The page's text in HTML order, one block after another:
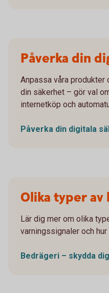
Påverka din
Anpassa våra produkter
din säkerhet – gör val
internetköp och
Påverka din digitala
Olika typer
Lär dig mer om olika
varningssignaler och
Bedrägeri – skydda